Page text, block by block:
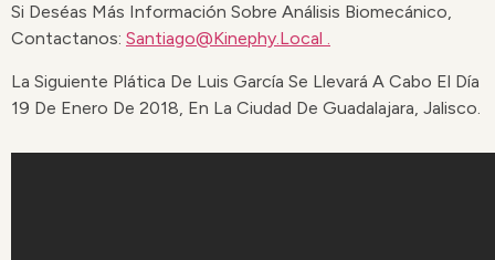
Si Deséas Más Información Sobre Análisis Biomecánico,
Contactanos: Santiago@kinephy.local .
La Siguiente Plática De Luis García Se Llevará A Cabo El Día
19 De Enero De 2018, En La Ciudad De Guadalajara, Jalisco.